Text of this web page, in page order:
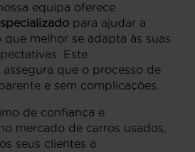
equipa oferece
para ajudar a
melhor se adapta às suas
Este
que o processo de
e sem complicações.
de confiança e
mercado de carros usados,
seus clientes a